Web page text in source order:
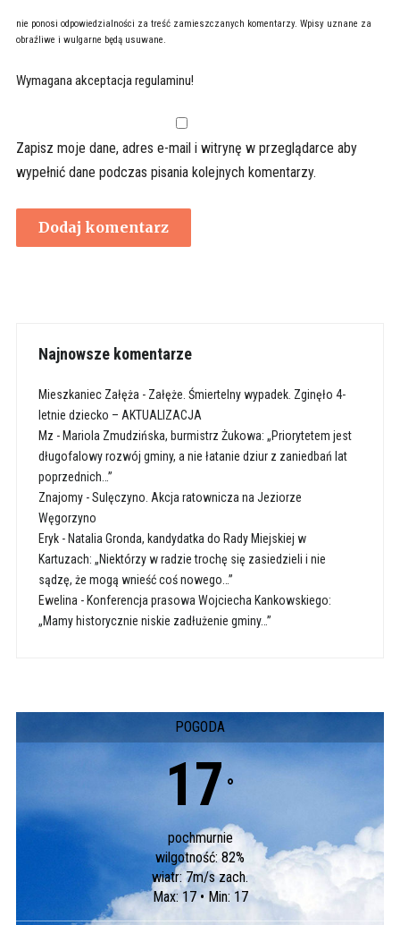
nie ponosi odpowiedzialności za treść zamieszczanych komentarzy. Wpisy uznane za
obraźliwe i wulgarne będą usuwane.
Wymagana akceptacja regulaminu!
Zapisz moje dane, adres e-mail i witrynę w przeglądarce aby
wypełnić dane podczas pisania kolejnych komentarzy.
Najnowsze komentarze
Mieszkaniec Załęża - Załęże. Śmiertelny wypadek. Zginęło 4-
letnie dziecko – AKTUALIZACJA
Mz - Mariola Zmudzińska, burmistrz Żukowa: „Priorytetem jest
długofalowy rozwój gminy, a nie łatanie dziur z zaniedbań lat
poprzednich…”
Znajomy-Sulęczyno. Akcja ratownicza na Jeziorze
Węgorzyno
Eryk- Natalia Gronda, kandydatka do Rady Miejskiej w
Kartuzach: „Niektórzy w radzie trochę się zasiedzieli i nie
sądzę, że mogą wnieść coś nowego…”
Ewelina - Konferencja prasowa Wojciecha Kankowskiego:
„Mamy historycznie niskie zadłużenie gminy…”
POGODA
17 °
pochmurnie
wilgotność: 82%
wiatr: 7m/s zach.
Max: 17 • Min: 17